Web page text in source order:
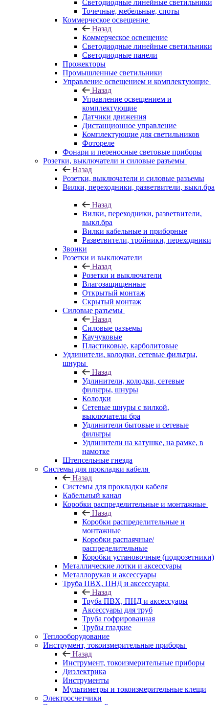
Светодиодные линейные светильники
Точечные, мебельные, споты
Коммерческое освещение
Назад
Коммерческое освещение
Светодиодные линейные светильники
Светодиодные панели
Прожекторы
Промышленные светильники
Управление освещением и комплектующие
Назад
Управление освещением и
комплектующие
Датчики движения
Дистанционное управление
Комплектующие для светильников
Фотореле
Фонари и переносные световые приборы
Розетки, выключатели и силовые разъемы
Назад
Розетки, выключатели и силовые разъемы
Вилки, переходники, разветвители, выкл.бра
Назад
Вилки, переходники, разветвители,
выкл.бра
Вилки кабельные и приборные
Разветвители, тройники, переходники
Звонки
Розетки и выключатели
Назад
Розетки и выключатели
Влагозащищенные
Открытый монтаж
Скрытый монтаж
Силовые разъемы
Назад
Силовые разъемы
Каучуковые
Пластиковые, карболитовые
Удлинители, колодки, сетевые фильтры,
шнуры
Назад
Удлинители, колодки, сетевые
фильтры, шнуры
Колодки
Сетевые шнуры с вилкой,
выключатели бра
Удлинители бытовые и сетевые
фильтры
Удлинители на катушке, на рамке, в
намотке
Штепсельные гнезда
Системы для прокладки кабеля
Назад
Системы для прокладки кабеля
Кабельный канал
Коробки распределительные и монтажные
Назад
Коробки распределительные и
монтажные
Коробки распаячные/
распределительные
Коробки установочные (подрозетники)
Металлические лотки и аксессуары
Металлорукав и аксессуары
Труба ПВХ, ПНД и аксессуары
Назад
Труба ПВХ, ПНД и аксессуары
Аксессуары для труб
Труба гофрированная
Трубы гладкие
Теплооборудование
Инструмент, токоизмерительные приборы
Назад
Инструмент, токоизмерительные приборы
Диэлектрика
Инструменты
Мультиметры и токоизмерительные клещи
Электросчетчики